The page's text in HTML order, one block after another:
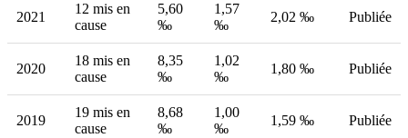
2021
12 mis en
cause
5,60
‰
1,57
‰
2,02 ‰ Publiée
2020
18 mis en
cause
8,35
‰
1,02
‰
1,80 ‰ Publiée
2019
19 mis en
cause
8,68
‰
1,00
‰
1,59 ‰ Publiée